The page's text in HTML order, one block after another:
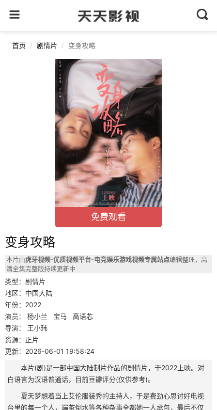
首页 剧情片 变身攻略
免费观看
变身攻略
本片由虎牙视频-优质视频平台-电竞娱乐游戏视频专属站点编辑整理，高
清全集完整版持续更新中
类型：剧情片
地区：中国大陆
年份：2022
演员： 杨小兰 宝马
高语芯
导演： 王小玮
资源：正片
更新：2026-06-01 19:58:24
本片(剧)是一部中国大陆制片作品的剧情片，于2022上映。对
白语言为汉语普通话，目前豆瓣评分(仅供参考)。
夏天梦想着当上艾伦服装秀的主持人，于是费劲心思讨好电视
台里的每一个人，端茶倒水等各种杂事全都她一人承包，最后不仅